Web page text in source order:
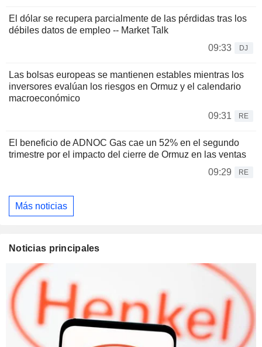
El dólar se recupera parcialmente de las pérdidas tras los
débiles datos de empleo -- Market Talk
09:33
DJ
Las bolsas europeas se mantienen estables mientras los
inversores evalúan los riesgos en Ormuz y el calendario
macroeconómico
09:31
RE
El beneficio de ADNOC Gas cae un 52% en el segundo
trimestre por el impacto del cierre de Ormuz en las ventas
09:29
RE
Más noticias
Noticias principales